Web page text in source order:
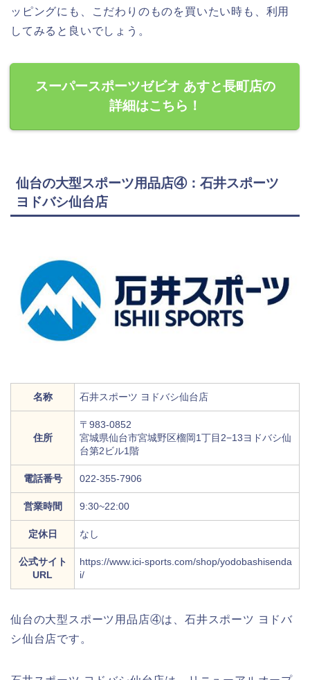
ッピングにも、こだわりのものを買いたい時も、利用
してみると良いでしょう。
スーパースポーツゼビオ あすと長町店の
詳細はこちら！
仙台の大型スポーツ用品店④：石井スポーツ
ヨドバシ仙台店
名称 石井スポーツ ヨドバシ仙台店
住所
〒983-0852
宮城県仙台市宮城野区榴岡1丁目2−13ヨドバシ仙
台第2ビル1階
電話番号 022-355-7906
営業時間 9:30~22:00
定休日 なし
公式サイト
URL
https://www.ici-sports.com/shop/yodobashisenda
i/
仙台の大型スポーツ用品店④は、石井スポーツ ヨドバ
シ仙台店です。